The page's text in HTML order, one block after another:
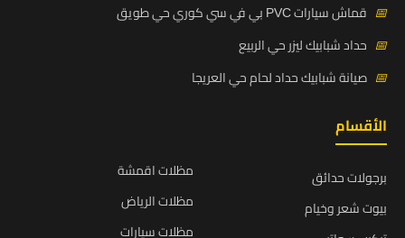
📅 قماش سيارات PVC بي في سي كوري حي طويق
📅 حداد شبابيك ليزر حي الربيع
📅 صيانة شبابيك حداد لحام حي العريجا
الأقسام
برجولات حدائق
بيوت شعر وخيام
مظلات اقمشة
مظلات الرياض
مظلات سيارات